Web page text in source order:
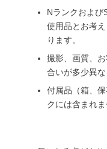
Nランクおよび
使用品とお考
ります。
撮影、画質、
合いが多少異な
付属品（箱、
クには含まれま